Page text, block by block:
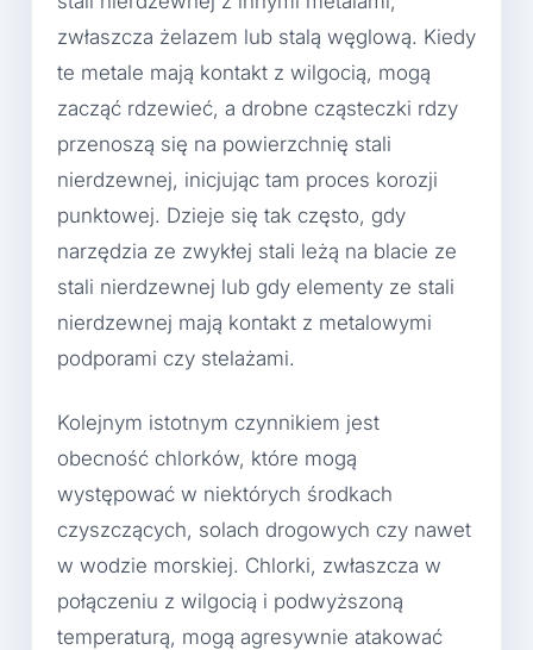
zwłaszcza żelazem lub stalą węglową. Kiedy
te metale mają kontakt z wilgocią, mogą
zacząć rdzewieć, a drobne cząsteczki rdzy
przenoszą się na powierzchnię stali
nierdzewnej, inicjując tam proces korozji
punktowej. Dzieje się tak często, gdy
narzędzia ze zwykłej stali leżą na blacie ze
stali nierdzewnej lub gdy elementy ze stali
nierdzewnej mają kontakt z metalowymi
podporami czy stelażami.
Kolejnym istotnym czynnikiem jest
obecność chlorków, które mogą
występować w niektórych środkach
czyszczących, solach drogowych czy nawet
w wodzie morskiej. Chlorki, zwłaszcza w
połączeniu z wilgocią i podwyższoną
temperaturą, mogą agresywnie atakować